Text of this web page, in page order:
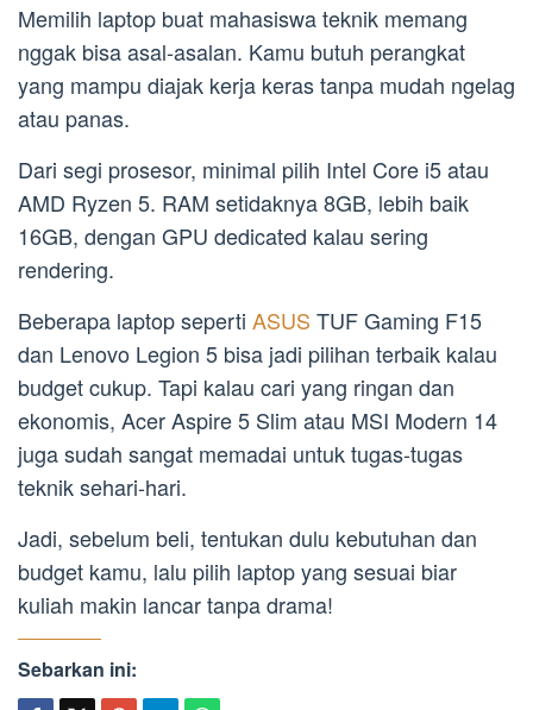
Memilih laptop buat mahasiswa teknik memang
nggak bisa asal-asalan. Kamu butuh perangkat
yang mampu diajak kerja keras tanpa mudah ngelag
atau panas.
Dari segi prosesor, minimal pilih Intel Core i5 atau
AMD Ryzen 5. RAM setidaknya 8GB, lebih baik
16GB, dengan GPU dedicated kalau sering
rendering.
Beberapa laptop seperti ASUS TUF Gaming F15
dan Lenovo Legion 5 bisa jadi pilihan terbaik kalau
budget cukup. Tapi kalau cari yang ringan dan
ekonomis, Acer Aspire 5 Slim atau MSI Modern 14
juga sudah sangat memadai untuk tugas-tugas
teknik sehari-hari.
Jadi, sebelum beli, tentukan dulu kebutuhan dan
budget kamu, lalu pilih laptop yang sesuai biar
kuliah makin lancar tanpa drama!
Sebarkan ini: